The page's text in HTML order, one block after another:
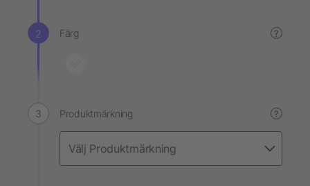
Färg ?
Produktmärkning ?